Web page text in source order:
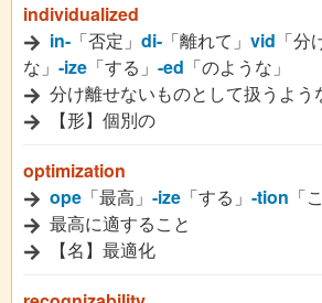
individualized
in- 「否定」 di- 「離れて」 vid 「分
な」 -ize 「する」 -ed 「のような」
分け離せないものとして扱うよう
【形】個別の
optimization
ope 「最高」 -ize 「する」 -tion 「
最高に適すること
【名】最適化